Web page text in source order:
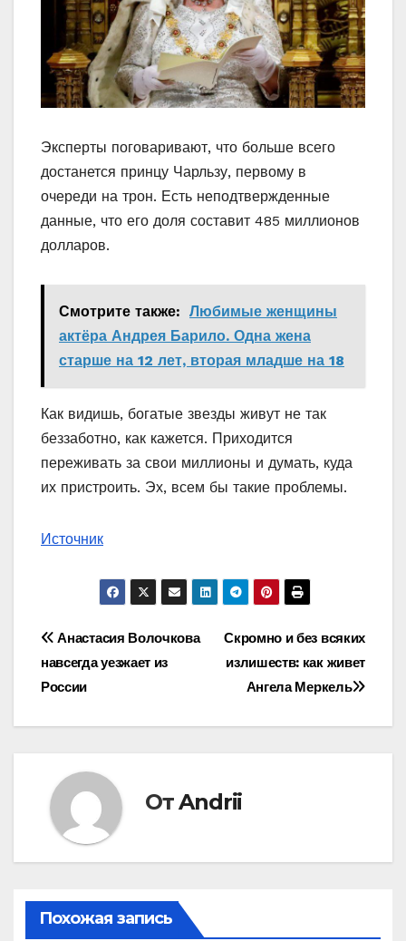
Эксперты поговаривают, что больше всего
достанется принцу Чарльзу, первому в
очереди на трон. Есть неподтвержденные
данные, что его доля составит 485 миллионов
долларов.
Смотрите также: Любимые женщины
актёра Андрея Барило. Одна жена
старше на 12 лет, вторая младше на 18
Как видишь, богатые звезды живут не так
беззаботно, как кажется. Приходится
переживать за свои миллионы и думать, куда
их пристроить. Эх, всем бы такие проблемы.
Источник
Навигация
по
записям
Скромно и без всяких
излишеств: как живет
Ангела Меркель
Анастасия Волочкова
навсегда уезжает из
России
ОтAndrii
Похожая запись